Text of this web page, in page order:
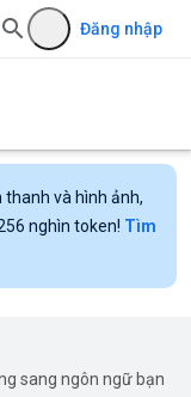
Đăng nhập
và hình ảnh,
nghìn token! Tìm
sang ngôn ngữ bạn